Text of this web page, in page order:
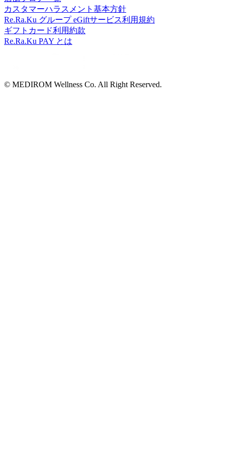
カスタマーハラスメント基本方針
Re.Ra.Ku グループ eGiftサービス利用規約
ギフトカード利用約款
Re.Ra.Ku PAY とは
© MEDIROM Wellness Co. All Right Reserved.